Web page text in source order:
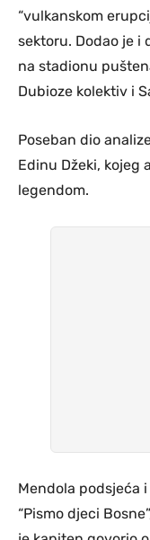
“vulkanskom
sektoru. Dodao je i
na stadionu
Dubioze kolektiv i
Poseban dio
Edinu Džeki, kojeg
legendom.
Mendola podsjeća
“Pismo djeci